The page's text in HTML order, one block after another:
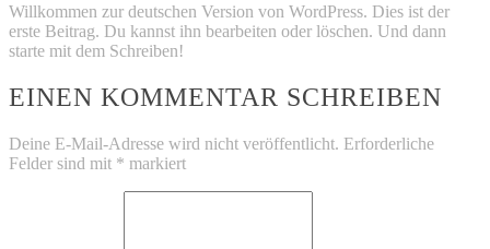
Willkommen zur deutschen Version von WordPress. Dies ist der
erste Beitrag. Du kannst ihn bearbeiten oder löschen. Und dann
starte mit dem Schreiben!
EINEN KOMMENTAR SCHREIBEN
Deine E-Mail-Adresse wird nicht veröffentlicht. Erforderliche
Felder sind mit * markiert